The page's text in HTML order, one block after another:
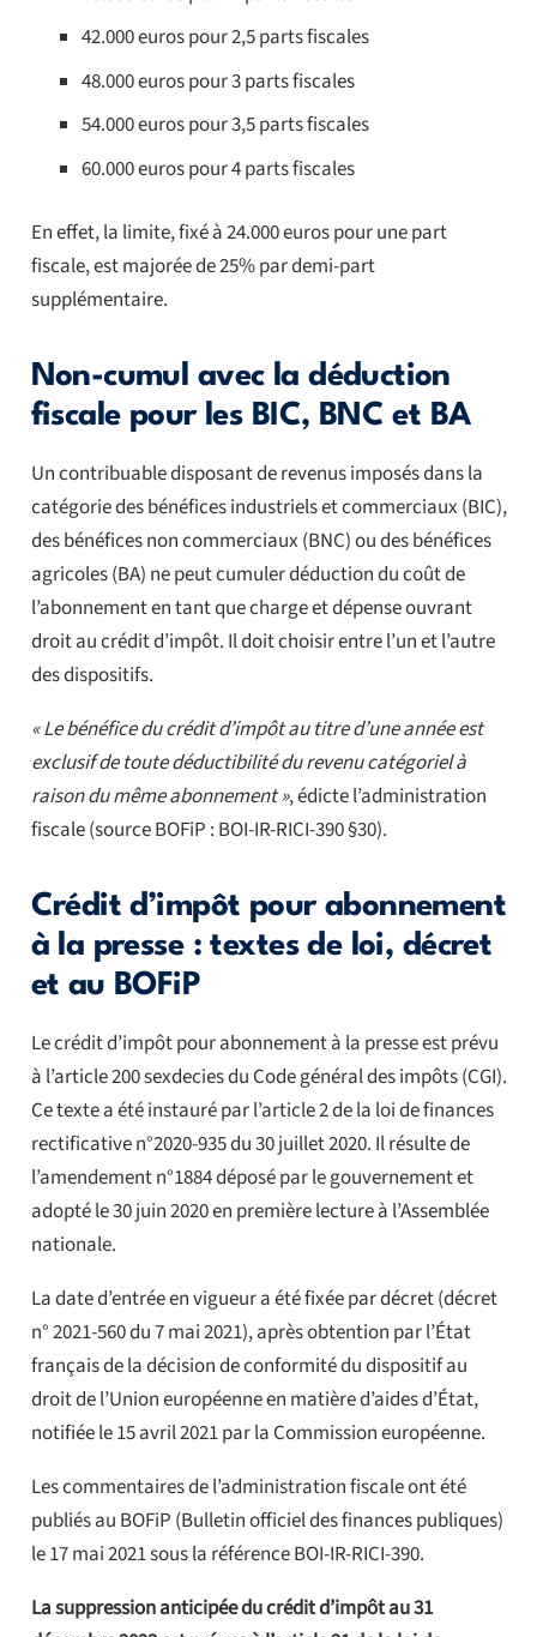
42.000 euros pour 2,5 parts fiscales
48.000 euros pour 3 parts fiscales
54.000 euros pour 3,5 parts fiscales
60.000 euros pour 4 parts fiscales
En effet, la limite, fixé à 24.000 euros pour une part
fiscale, est majorée de 25% par demi-part
supplémentaire.
Non-cumul avec la déduction
fiscale pour les BIC, BNC et BA
Un contribuable disposant de revenus imposés dans la
catégorie des bénéfices industriels et commerciaux (BIC),
des bénéfices non commerciaux (BNC) ou des bénéfices
agricoles (BA) ne peut cumuler déduction du coût de
l’abonnement en tant que charge et dépense ouvrant
droit au crédit d’impôt. Il doit choisir entre l’un et l’autre
des dispositifs.
« Le bénéfice du crédit d’impôt au titre d’une année est
exclusif de toute déductibilité du revenu catégoriel à
raison du même abonnement », édicte l’administration
fiscale (source BOFiP : BOI-IR-RICI-390 §30).
Crédit d’impôt pour abonnement
à la presse : textes de loi, décret
et au BOFiP
Le crédit d’impôt pour abonnement à la presse est prévu
à l’article 200 sexdecies du Code général des impôts (CGI).
Ce texte a été instauré par l’article 2 de la loi de finances
rectificative n°2020-935 du 30 juillet 2020. Il résulte de
l’amendement n°1884 déposé par le gouvernement et
adopté le 30 juin 2020 en première lecture à l’Assemblée
nationale.
La date d’entrée en vigueur a été fixée par décret (décret
n° 2021-560 du 7 mai 2021), après obtention par l’État
français de la décision de conformité du dispositif au
droit de l’Union européenne en matière d’aides d’État,
notifiée le 15 avril 2021 par la Commission européenne.
Les commentaires de l’administration fiscale ont été
publiés au BOFiP (Bulletin officiel des finances publiques)
le 17 mai 2021 sous la référence BOI-IR-RICI-390.
La suppression anticipée du crédit d’impôt au 31